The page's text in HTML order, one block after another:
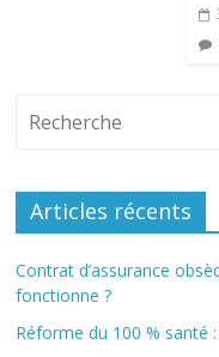
Articles récents
Contrat d’assurance
fonctionne ?
Réforme du 100 % santé